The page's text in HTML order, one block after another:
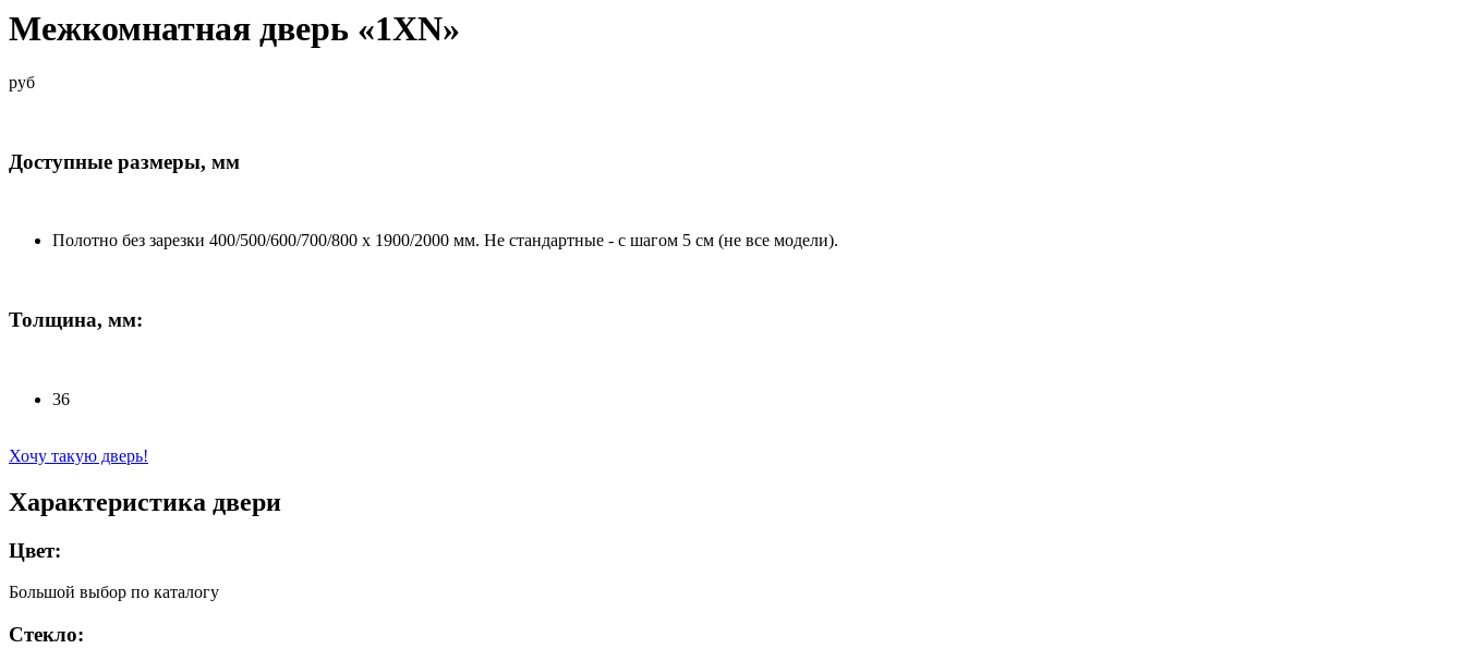
Межкомнатная дверь «1XN»
руб
Доступные размеры, мм
Полотно без зарезки 400/500/600/700/800 x 1900/2000 мм. Не стандартные - с шагом 5 см (не все модели).
Толщина, мм:
36
Хочу такую дверь!
Характеристика двери
Цвет:
Большой выбор по каталогу
Стекло: